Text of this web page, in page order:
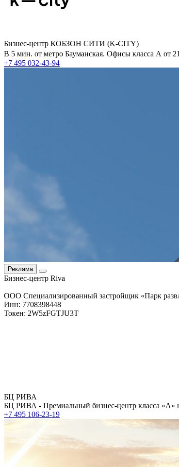
Бизнес-центр КОБЗОН СИТИ (K-CITY)
В 5 мин. от метро Бауманская. Офисы класса А от
+7 495 032-43-94
Реклама
Бизнес-центр Riva
ООО Специализированный застройщик «Парк
Инн: 7708398448
Токен: 2W5zFGTJU3T
БЦ РИВА
БЦ РИВА - Премиальный бизнес-центр класса «А»
+7 495 106-23-19